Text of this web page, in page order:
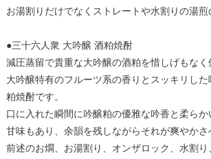
お湯割りだけでなくストレートや水割りの湯
●三十六人衆 大吟醸 酒粕焼酎
減圧蒸留で貴重な大吟醸の酒粕を惜しげもなく
大吟醸特有のフルーツ系の香りとスッキリし
粕焼酎です。
口に入れた瞬間に吟醸粕の優雅な吟香と柔らか
甘味もあり、余韻を残しながらそれが爽やかさ
前述のお燗、お湯割り、オンザロック、水割り